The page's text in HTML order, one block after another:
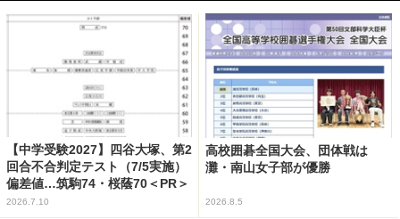
【中学受験2027】四谷大塚、第2
回合不合判定テスト（7/5実施）
偏差値…筑駒74・桜蔭70＜PR＞
2026.7.10
高校囲碁全国大会、団体戦は
灘・南山女子部が優勝
2026.8.5